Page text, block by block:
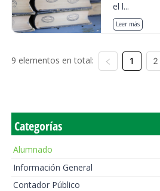
el l...
Leer más
9 elementos en total: 1 2
Categorías
Alumnado
Información General
Contador Público